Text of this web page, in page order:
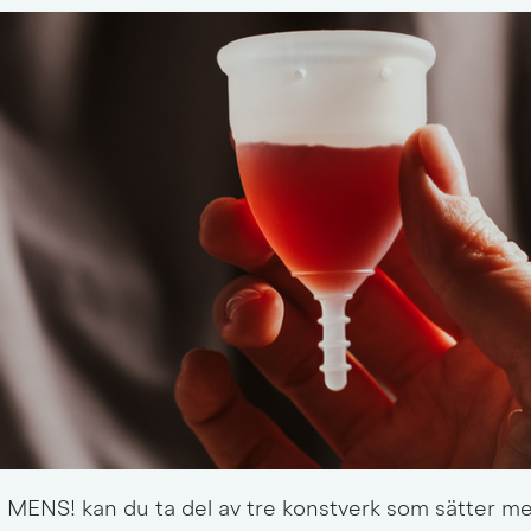
kan du ta del av tre konstverk som sätter